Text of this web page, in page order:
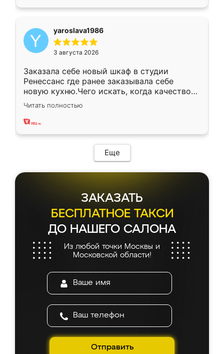
yaroslava1986
3 августа 2026
Заказала себе новый шкаф в студии
Ренессанс где ранее заказывала себе
новую кухню.Чего искать, когда качеством
вполне довольна. Служит кухня уже почти
два года, нареканий нет.
Читать полностью
Еще
ЗАКАЗАТЬ
БЕСПЛАТНОЕ ТАКСИ
ДО НАШЕГО САЛОНА
Из любой точки Москвы и
Московской области!
Отправить